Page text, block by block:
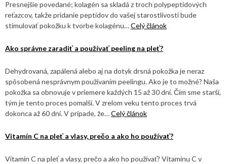
Presnejšie povedané; kolagén sa skladá z troch polypeptidových
reťazcov, takže pridanie peptidov do vašej starostlivosti bude
stimulovať pokožku k tvorbe kolagénu…Celý článok
Ako správne zaradiť a používať peeling na pleť?
Dehydrovaná, zapálená alebo aj na dotyk drsná pokožka je neraz
spôsobená nesprávnym používaním peelingu. Ako je to možné? Naša
pokožka sa obnovuje v priemere každých 15 až 30 dní. Čím sme starší,
tým je tento proces pomalší. V zrelom veku tento proces trvá
dokonca až 60 dní. V prípade, že…Celý článok
Vitamín C na pleť a vlasy, prečo a ako ho používať?
Vitamín C na pleť a vlasy, prečo a ako ho používať? Vitamínu C v